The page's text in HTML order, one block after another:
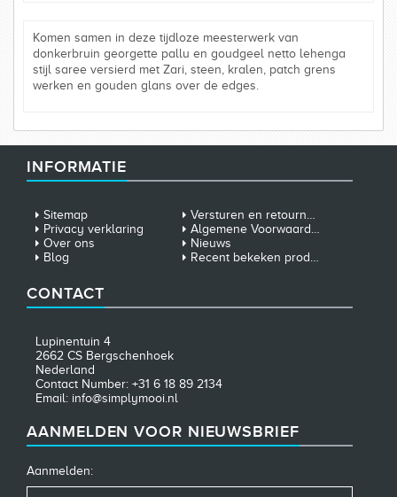
Komen samen in deze tijdloze meesterwerk van
donkerbruin georgette pallu en goudgeel netto lehenga
stijl saree versierd met Zari, steen, kralen, patch grens
werken en gouden glans over de edges.
INFORMATIE
Sitemap
Versturen en retourneren
Privacy verklaring
Algemene Voorwaarden
Over ons
Nieuws
Blog
Recent bekeken producten
CONTACT
Lupinentuin 4
2662 CS Bergschenhoek
Nederland
Contact Number: +31 6 18 89 2134
Email: info@simplymooi.nl
AANMELDEN VOOR NIEUWSBRIEF
Aanmelden: